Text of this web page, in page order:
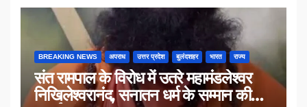
BREAKING NEWS अपराध उत्तर प्रदेश बुलंदशहर भारत राज्य
संत रामपाल के विरोध में उतरे महामंडलेश्वर
निखिलेश्वरानंद, सनातन धर्म के सम्मान की